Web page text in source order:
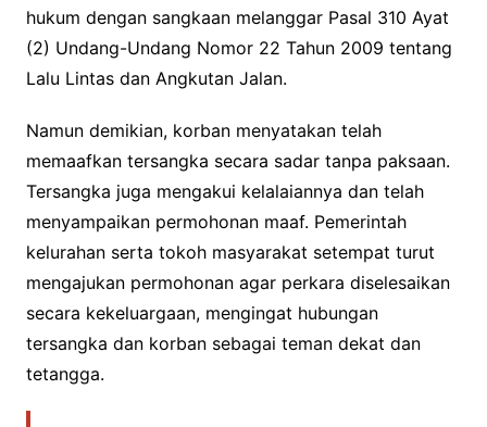
hukum dengan sangkaan melanggar Pasal 310 Ayat
(2) Undang-Undang Nomor 22 Tahun 2009 tentang
Lalu Lintas dan Angkutan Jalan.
Namun demikian, korban menyatakan telah
memaafkan tersangka secara sadar tanpa paksaan.
Tersangka juga mengakui kelalaiannya dan telah
menyampaikan permohonan maaf. Pemerintah
kelurahan serta tokoh masyarakat setempat turut
mengajukan permohonan agar perkara diselesaikan
secara kekeluargaan, mengingat hubungan
tersangka dan korban sebagai teman dekat dan
tetangga.